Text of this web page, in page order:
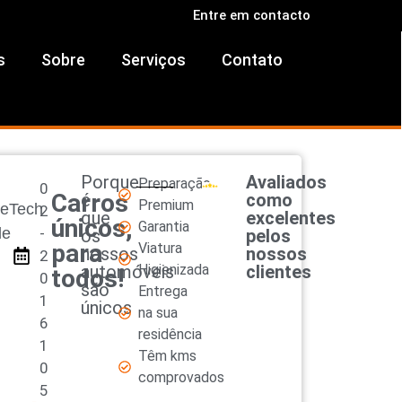
Entre em contacto
Sobre Serviços Contato
0
2
-
2
0
1
6
1
0
5
Carros
únicos,
para
todos!
Porque
é
que
os
nossos
automóveis
são
únicos
Preparação
Premium
Garantia
Viatura
Higienizada
Entrega
na sua
residência
Têm kms
comprovados
Avaliados
como
excelentes
pelos
nossos
clientes